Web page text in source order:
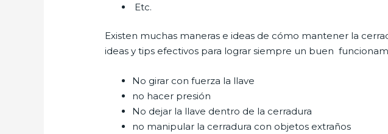
Etc.
Existen muchas maneras e ideas de cómo mantener la
ideas y tips efectivos para lograr siempre un buen
No girar con fuerza la llave
no hacer presión
No dejar la llave dentro de la cerradura
no manipular la cerradura con objetos extraños